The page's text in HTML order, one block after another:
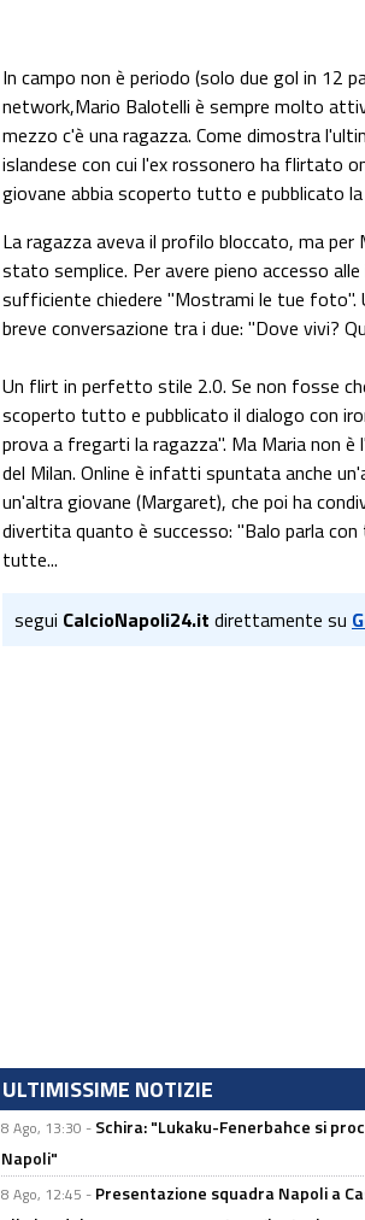
In campo non è periodo (solo due gol in 12
network,Mario Balotelli è sempre molto
mezzo c'è una ragazza. Come dimostra
islandese con cui l'ex rossonero ha flirtato
giovane abbia scoperto tutto e pubblicato
La ragazza aveva il profilo bloccato, ma
stato semplice. Per avere pieno accesso
sufficiente chiedere "Mostrami le tue foto".
breve conversazione tra i due: "Dove vivi?
Un flirt in perfetto stile 2.0. Se non fosse
scoperto tutto e pubblicato il dialogo con
prova a fregarti la ragazza". Ma Maria non
del Milan. Online è infatti spuntata anche
un'altra giovane (Margaret), che poi ha
divertita quanto è successo: "Balo parla
tutte...
segui CalcioNapoli24.it direttamente su
ULTIMISSIME NOTIZIE
8 Ago, 13:30 - Schira: "Lukaku-Fenerbahce si
Napoli"
8 Ago, 12:45 - Presentazione squadra Napoli a